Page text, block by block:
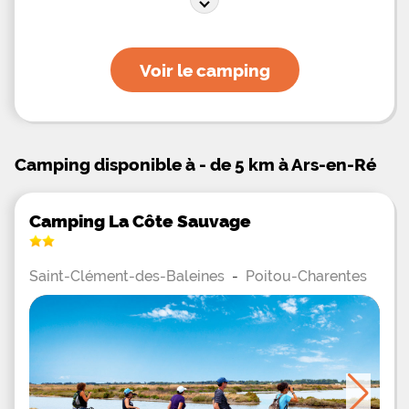
historiques, paysages sauvages et profiter des
Voir le camping
Camping disponible à - de 5 km à Ars-en-Ré
Camping La Côte Sauvage
Saint-Clément-des-Baleines - Poitou-Charentes